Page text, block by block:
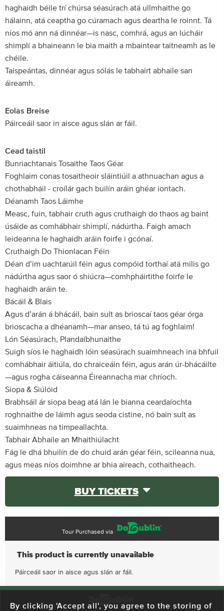
haghaidh béile trí chúrsa séasúrach atá ullmhaithe go
hálainn, atá ceaptha go cúramach agus deartha le roinnt. Tá
níos mó ann ná dinnéar—is nasc, comhrá, agus an lúcháir
shimplí a bhaineann le bia maith a mbaintear taitneamh as le
chéile.
Taispeántas, dinnéar agus sólás le tabhairt abhaile san
áireamh.
Eolas Breise
Páirceáil saor in aisce agus slán ar fáil.
Cead taistil
Bunriachtanais Tosaithe Taos Géar
Foghlaim conas tosaitheoir sláintiúil a athnuachan agus a
chothabháil - croílár gach builín aráin ghéar iontach.
Déanamh Taos Láimhe
Measc, fuin, tabhair cruth agus cruthaigh do thaos ag baint
úsáide as comhábhair shimplí, nádúrtha. Faigh amach
leideanna le haghaidh aráin foirfe i gcónaí.
Cruthaigh Do Thionlacan Féin
Déan d’im uachtarúil féin agus compóid torthaí atá milis go
nádúrtha agus saor ó shiúcra—comhpháirtithe foirfe le
haghaidh aráin te.
Bácáil & Blais
Agus d’arán á bhácáil, bain sult as brioscaí taos géar órga
brioscacha a dhéanamh—mar anseo, tá tú ag foghlaim!
Lón Séasúrach, Plandaíbhunaithe
Suigh síos le haghaidh lóin séasúrach suaimhneach ina bhfuil
comhábhair áitiúla, do chraiceáin féin, agus arán úr-bhácáilte
—agus rogha cáiseanna Éireannacha mar chríoch.
Siopa & Siúlóid
Brabhsáil ár siopa beag atá lán le bianna ceardaíochta
roghnaithe de láimh agus seoda cistine, nó bain sult as
suaimhneas na timpeallachta.
Tabhair Abhaile an Mhaithiúlacht
Fág le dhá bhuilín de do chuid arán géar féin, scileanna nua,
agus meas níos doimhne ar bhia aireach, cothaitheach.
BUY TICKETS
Tour Purchased via
This product is currently unavailable
Páirceáil saor in aisce agus slán ar fáil.
By clicking 'Accept all', you agree to the storing of